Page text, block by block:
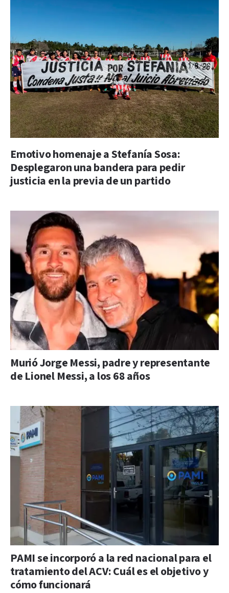
Emotivo homenaje a Stefanía Sosa:
Desplegaron una bandera para pedir
justicia en la previa de un partido
Murió Jorge Messi, padre y representante
de Lionel Messi, a los 68 años
PAMI se incorporó a la red nacional para el
tratamiento del ACV: Cuál es el objetivo y
cómo funcionará